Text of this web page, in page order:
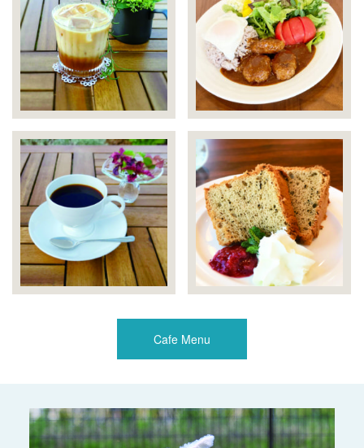
Cafe Menu